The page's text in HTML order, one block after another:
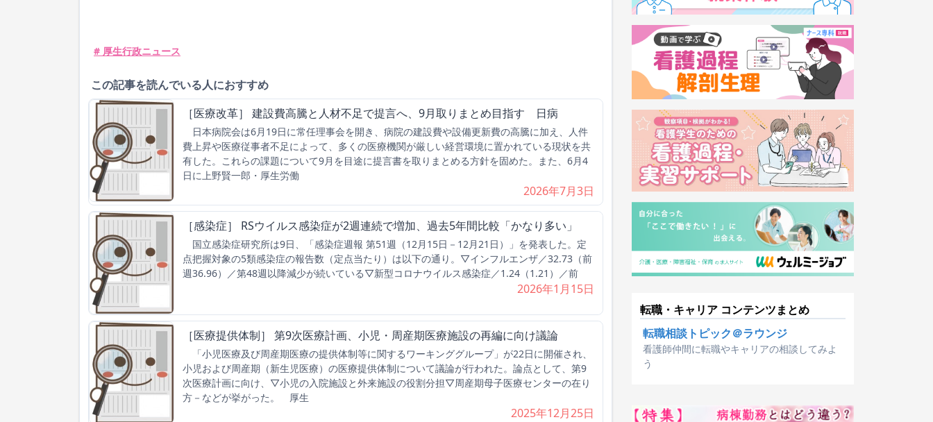
# 厚生行政ニュース
この記事を読んでいる人におすすめ
［医療改革］ 建設費高騰と人材不足で提言へ、9月取りまとめ目指す 日病
日本病院会は6月19日に常任理事会を開き、病院の建設費や設備更新費の高騰に加え、人件
費上昇や医療従事者不足によって、多くの医療機関が厳しい経営環境に置かれている現状を共
有した。これらの課題について9月を目途に提言書を取りまとめる方針を固めた。また、6月4
日に上野賢一郎・厚生労働
2026年7月3日
［感染症］ RSウイルス感染症が2週連続で増加、過去5年間比較「かなり多い」
国立感染症研究所は9日、「感染症週報 第51週（12月15日－12月21日）」を発表した。定
点把握対象の5類感染症の報告数（定点当たり）は以下の通り。▽インフルエンザ／32.73（前
週36.96）／第48週以降減少が続いている▽新型コロナウイルス感染症／1.24（1.21）／前
2026年1月15日
［医療提供体制］ 第9次医療計画、小児・周産期医療施設の再編に向け議論
「小児医療及び周産期医療の提供体制等に関するワーキンググループ」が22日に開催され、
小児および周産期（新生児医療）の医療提供体制について議論が行われた。論点として、第9
次医療計画に向け、▽小児の入院施設と外来施設の役割分担▽周産期母子医療センターの在り
方－などが挙がった。 厚生
2025年12月25日
転職・キャリア コンテンツまとめ
転職相談トピック＠ラウンジ
看護師仲間に転職やキャリアの相談してみよ
う